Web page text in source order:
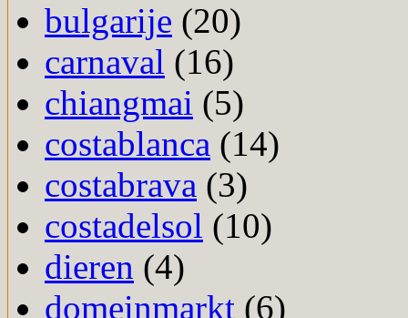
bulgarije (20)
carnaval (16)
chiangmai (5)
costablanca (14)
costabrava (3)
costadelsol (10)
dieren (4)
domeinmarkt (6)